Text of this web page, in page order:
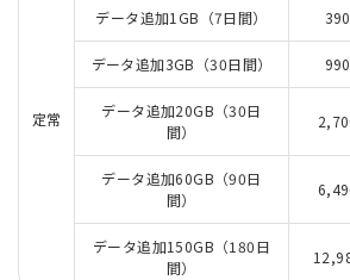
定常
データ追加1GB（7日間）
データ追加3GB（30日間）
データ追加20GB（30日
間）
データ追加60GB（90日
間）
データ追加150GB（180日
間）